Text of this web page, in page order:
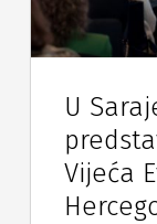
U
Vijeća